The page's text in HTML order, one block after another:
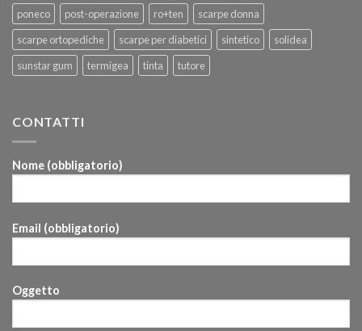
poneco
post-operazione ro+ten
scarpe donna
scarpe ortopediche
scarpe per diabetici sintetico
solidea
sunstar gum
termigea tinta tutore
CONTATTI
Nome (obbligatorio)
Email (obbligatorio)
Oggetto